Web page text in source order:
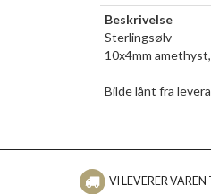
Beskrivelse
Sterlingsølv
10x4mm
Bilde lånt fra
VI LEVERER